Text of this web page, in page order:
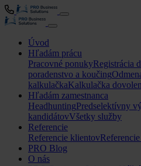
Úvod
Hľadám prácu
Pracovné ponukyRegistrácia
poradenstvo a koučing
kalkulačkaKalkulačka
Hľadám zamestnanca
HeadhuntingPredselektívny
kandidátovVšetky služby
Referencie
Referencie klientov
PRO Blog
O nás